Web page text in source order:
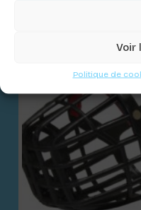
Voir
Politique de